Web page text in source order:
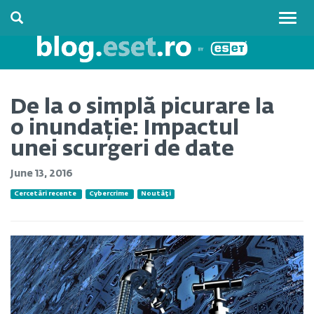
De la o simplă picurare la
o inundație: Impactul
unei scurgeri de date
June 13, 2016
Cercetări recente Cybercrime Noutăți